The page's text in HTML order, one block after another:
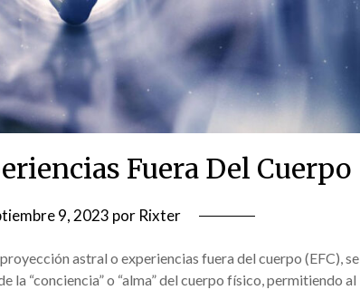
Fuera Del Cuerpo
9, 2023 por Rixter
astral o experiencias fuera del cuerpo (EFC), se
“conciencia” o “alma” del cuerpo físico, permitiendo al